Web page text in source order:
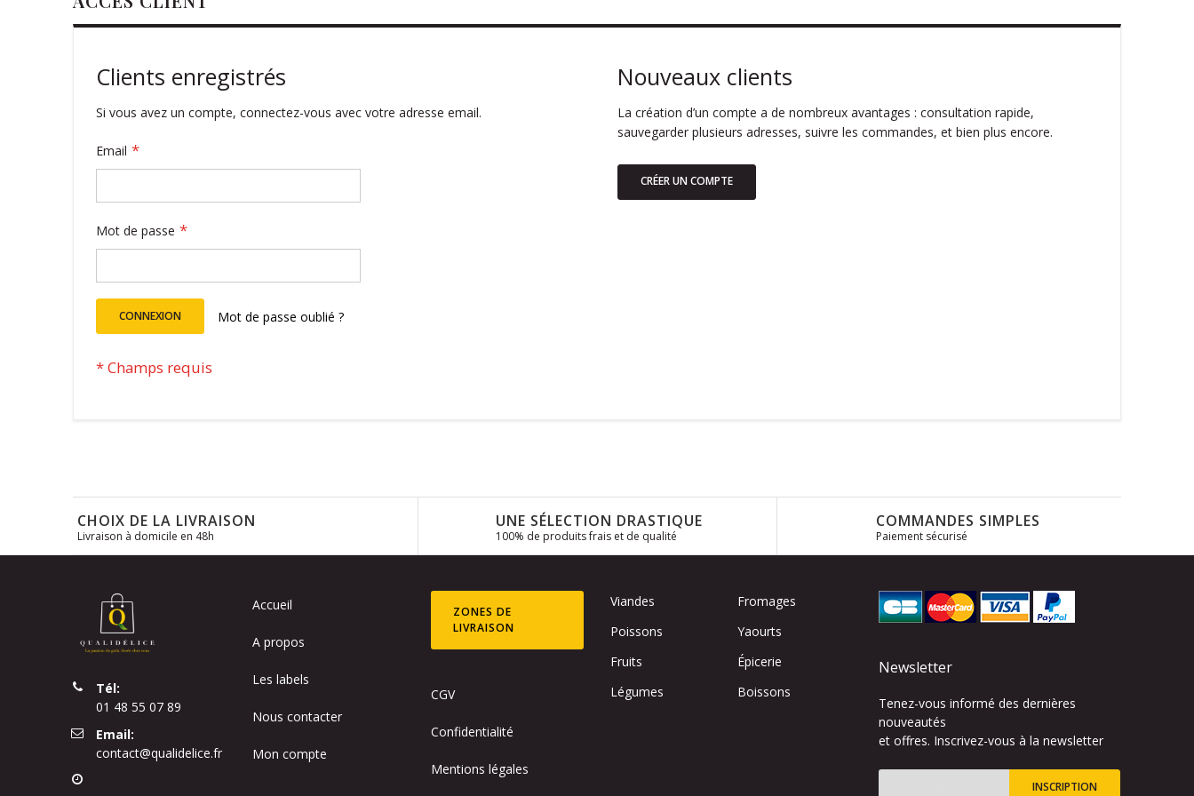
Clients enregistrés
Si vous avez un compte, connectez-vous avec votre adresse email.
Email
Mot de passe
CONNEXION Mot de passe oublié ?
Nouveaux clients
La création d’un compte a de nombreux avantages : consultation rapide,
sauvegarder plusieurs adresses, suivre les commandes, et bien plus encore.
CRÉER UN COMPTE
CHOIX DE LA LIVRAISON
Livraison à domicile en 48h
UNE SÉLECTION DRASTIQUE
100% de produits frais et de qualité
COMMANDES SIMPLES
Paiement sécurisé
Tél:
01 48 55 07 89
Email:
contact@qualidelice.fr
Accueil
A propos
Les labels
Nous contacter
Mon compte
ZONES DE
LIVRAISON
CGV
Confidentialité
Mentions légales
Viandes
Poissons
Fruits
Légumes
Fromages
Yaourts
Épicerie
Boissons
Newsletter
Tenez-vous informé des dernières
nouveautés
et offres. Inscrivez-vous à la newsletter
INSCRIPTION